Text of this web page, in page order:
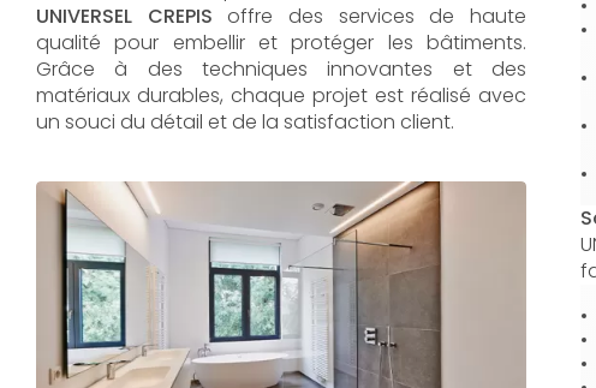
UNIVERSEL CREPIS offre des services de haute
qualité pour embellir et protéger les bâtiments.
Grâce à des techniques innovantes et des
matériaux durables, chaque projet est réalisé avec
un souci du détail et de la satisfaction client.